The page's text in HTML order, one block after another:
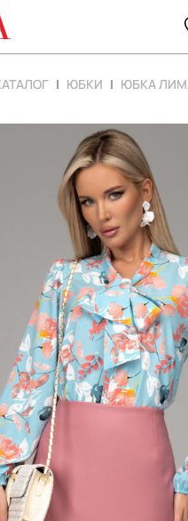
ЮБКИ